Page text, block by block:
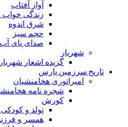
آواز آفتاب
زندگی خواب
شرق اندوه
حجم سبز
صدای پای آب
شهریار
گزیده اشعار شهریار
تاریخ سرزمین پارس
امپراتوری هخامنشیان
شجره نامه
کورش
تولد و
همسر و